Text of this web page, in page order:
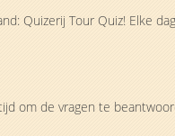
Quizerij Tour Quiz! Elke
om de vragen te